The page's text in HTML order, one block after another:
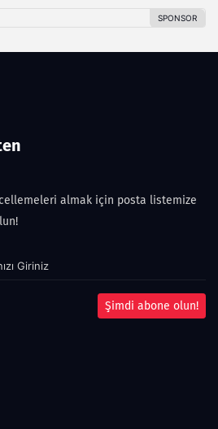
almak için posta listemize
Şimdi abone olun!